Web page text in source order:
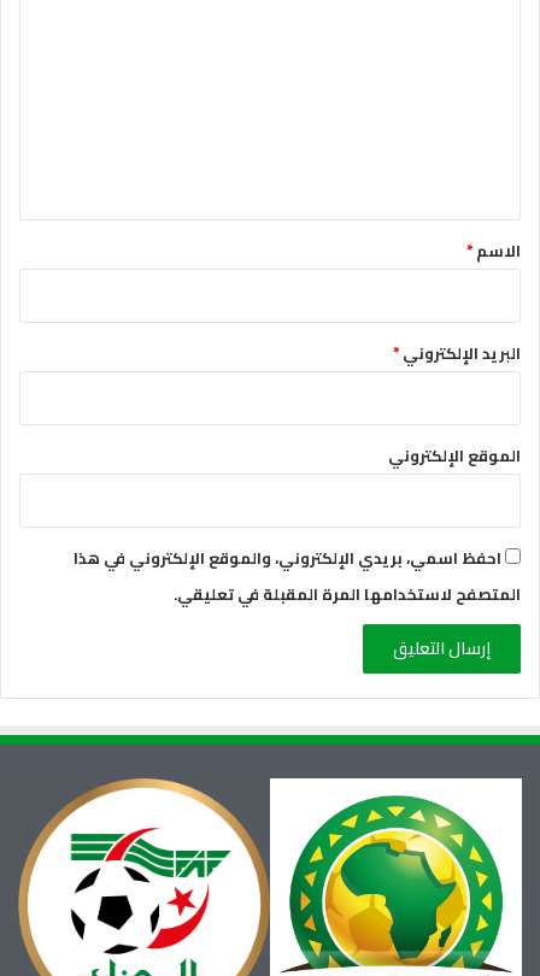
*الاسم*
البريد الإلكتروني*
الموقع الإلكتروني
احفظ اسمي، بريدي الإلكتروني، والموقع الإلكتروني في هذا
المتصفح لاستخدامها المرة المقبلة في تعليقي.